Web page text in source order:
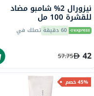
نيزورال 2% شامبو مضاد
للقشرة 100 مل
60 دقيقة تصلك في
42
57.75
45% خصم